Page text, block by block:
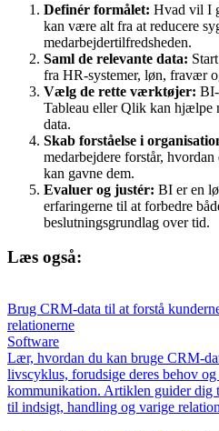
Definér formålet: Hvad vil I
kan være alt fra at reducere
medarbejdertilfredsheden.
Saml de relevante data:
fra HR-systemer, løn, fravær
Vælg de rette værktøjer:
Tableau eller Qlik kan hjælpe
data.
Skab forståelse i
medarbejdere forstår,
kan gavne dem.
Evaluer og justér: BI er en
erfaringerne til at forbedre
beslutningsgrundlag over tid.
Læs også:
Brug CRM-data til at forstå
relationerne
Software
Lær, hvordan du kan bruge CRM-
livscyklus, forudsige deres behov
kommunikation. Artiklen guider dig
til indsigt, handling og varige